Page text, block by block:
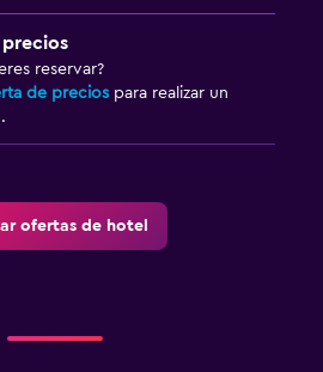
reservar?
de precios para realizar un
ofertas de hotel